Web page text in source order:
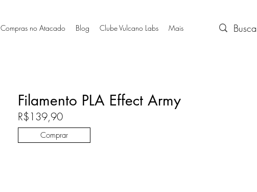
Compras no Atacado Blog Clube Vulcano Labs Mais
Filamento PLA Effect Army
R$139,90
Comprar